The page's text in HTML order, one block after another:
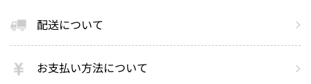
配送について
お支払い方法について